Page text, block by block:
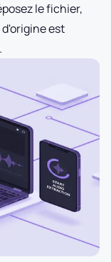
le fichier,
est